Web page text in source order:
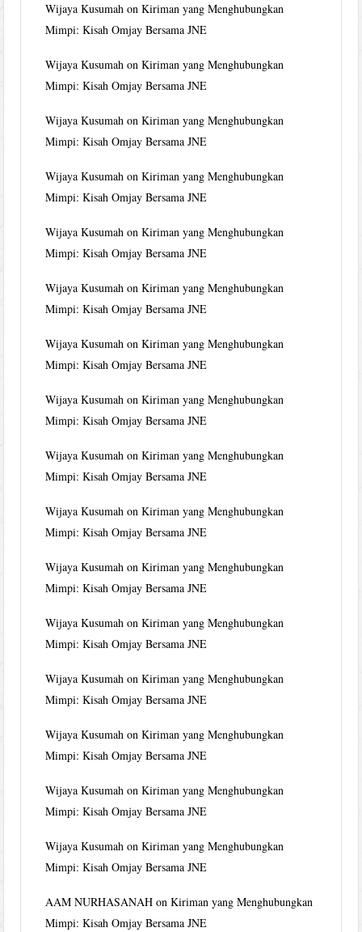
Wijaya Kusumah onKiriman yang Menghubungkan
Mimpi: Kisah Omjay Bersama JNE
Wijaya Kusumah onKiriman yang Menghubungkan
Mimpi: Kisah Omjay Bersama JNE
Wijaya Kusumah onKiriman yang Menghubungkan
Mimpi: Kisah Omjay Bersama JNE
Wijaya Kusumah onKiriman yang Menghubungkan
Mimpi: Kisah Omjay Bersama JNE
Wijaya Kusumah onKiriman yang Menghubungkan
Mimpi: Kisah Omjay Bersama JNE
Wijaya Kusumah onKiriman yang Menghubungkan
Mimpi: Kisah Omjay Bersama JNE
Wijaya Kusumah onKiriman yang Menghubungkan
Mimpi: Kisah Omjay Bersama JNE
Wijaya Kusumah onKiriman yang Menghubungkan
Mimpi: Kisah Omjay Bersama JNE
Wijaya Kusumah onKiriman yang Menghubungkan
Mimpi: Kisah Omjay Bersama JNE
Wijaya Kusumah onKiriman yang Menghubungkan
Mimpi: Kisah Omjay Bersama JNE
Wijaya Kusumah onKiriman yang Menghubungkan
Mimpi: Kisah Omjay Bersama JNE
Wijaya Kusumah onKiriman yang Menghubungkan
Mimpi: Kisah Omjay Bersama JNE
Wijaya Kusumah onKiriman yang Menghubungkan
Mimpi: Kisah Omjay Bersama JNE
Wijaya Kusumah onKiriman yang Menghubungkan
Mimpi: Kisah Omjay Bersama JNE
Wijaya Kusumah onKiriman yang Menghubungkan
Mimpi: Kisah Omjay Bersama JNE
Wijaya Kusumah onKiriman yang Menghubungkan
Mimpi: Kisah Omjay Bersama JNE
AAM NURHASANAH onKiriman yang Menghubungkan
Mimpi: Kisah Omjay Bersama JNE